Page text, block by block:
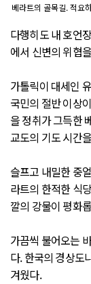
베라트의 골목길. 적요
다행히도 내 호언
에서 신변의 위협
가톨릭이 대세인
국민의 절반 이상
을 정취가 그득한
교도의 기도 시간
슬프고 내밀한 중
라트의 한적한 식
깔의 강물이 평화
가끔씩 불어오는
다. 한국의 경상도
겨웠다.